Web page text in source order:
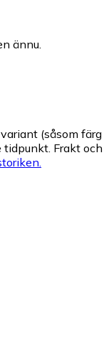
ännu.
(såsom färg
Frakt och